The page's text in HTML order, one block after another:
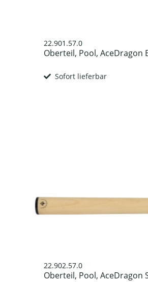
22.901.57.0
Oberteil, Pool, AceDragon
Sofort lieferbar
22.902.57.0
Oberteil, Pool, AceDragon